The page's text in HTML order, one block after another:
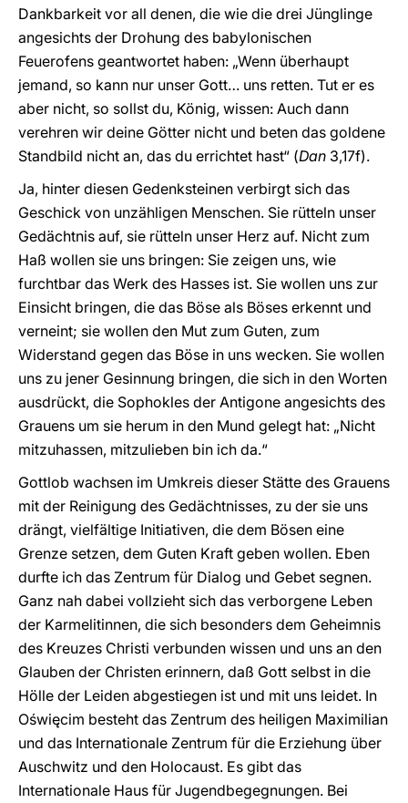
Dankbarkeit vor all denen, die wie die drei Jünglinge
angesichts der Drohung des babylonischen
Feuerofens geantwortet haben: „Wenn überhaupt
jemand, so kann nur unser Gott… uns retten. Tut er es
aber nicht, so sollst du, König, wissen: Auch dann
verehren wir deine Götter nicht und beten das goldene
Standbild nicht an, das du errichtet hast“ (Dan 3,17f).
Ja, hinter diesen Gedenksteinen verbirgt sich das
Geschick von unzähligen Menschen. Sie rütteln unser
Gedächtnis auf, sie rütteln unser Herz auf. Nicht zum
Haß wollen sie uns bringen: Sie zeigen uns, wie
furchtbar das Werk des Hasses ist. Sie wollen uns zur
Einsicht bringen, die das Böse als Böses erkennt und
verneint; sie wollen den Mut zum Guten, zum
Widerstand gegen das Böse in uns wecken. Sie wollen
uns zu jener Gesinnung bringen, die sich in den Worten
ausdrückt, die Sophokles der Antigone angesichts des
Grauens um sie herum in den Mund gelegt hat: „Nicht
mitzuhassen, mitzulieben bin ich da.“
Gottlob wachsen im Umkreis dieser Stätte des Grauens
mit der Reinigung des Gedächtnisses, zu der sie uns
drängt, vielfältige Initiativen, die dem Bösen eine
Grenze setzen, dem Guten Kraft geben wollen. Eben
durfte ich das Zentrum für Dialog und Gebet segnen.
Ganz nah dabei vollzieht sich das verborgene Leben
der Karmelitinnen, die sich besonders dem Geheimnis
des Kreuzes Christi verbunden wissen und uns an den
Glauben der Christen erinnern, daß Gott selbst in die
Hölle der Leiden abgestiegen ist und mit uns leidet. In
Oświęcim besteht das Zentrum des heiligen Maximilian
und das Internationale Zentrum für die Erziehung über
Auschwitz und den Holocaust. Es gibt das
Internationale Haus für Jugendbegegnungen. Bei